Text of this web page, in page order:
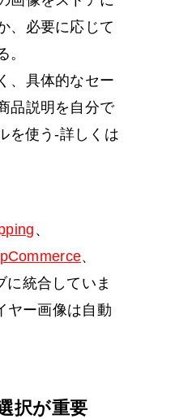
、必要に応じて
。
、具体的なセー
品説明を自分で
を使う-詳しくは
、
、
に統合していま
ヤー画像は自動
択が重要